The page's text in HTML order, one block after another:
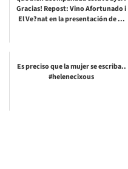
Gracias! Repost: Vino Afortunado i
El Ve?nat en la presentación de ...
Es preciso que la mujer se escriba..
#helenecixous